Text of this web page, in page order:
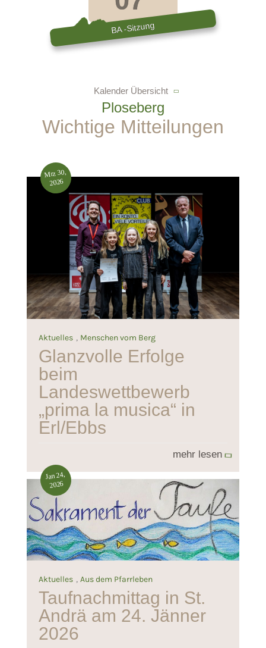
BA -Sitzung
Kalender Übersicht
Ploseberg
Wichtige Mitteilungen
Aktuelles , Menschen vom Berg
Glanzvolle Erfolge
beim
Landeswettbewerb
„prima la musica“ in
Erl/Ebbs
mehr lesen
Mrz 30,
2026
Aktuelles , Aus dem Pfarrleben
Taufnachmittag in St.
Andrä am 24. Jänner
2026
Jan 24,
2026